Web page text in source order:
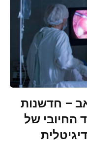
– חדשנות
החיובי של